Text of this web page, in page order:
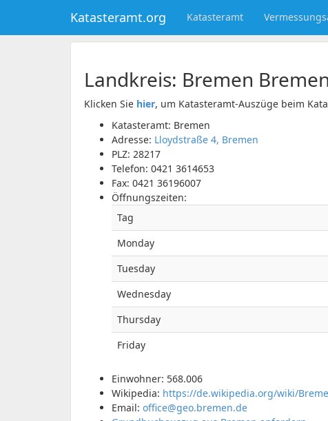
Katasteramt.org Katasteramt
Landkreis: Bremen Bremen
Klicken Sie hier, um Katasteramt-Auszüge beim
Katasteramt: Bremen
Adresse: Lloydstraße 4, Bremen
PLZ: 28217
Telefon: 0421 3614653
Fax: 0421 36196007
Öffnungszeiten:
Tag
Monday
Tuesday
Wednesday
Thursday
Friday
Einwohner: 568.006
Wikipedia: https://de.wikipedia.org/wiki/
Email: office@geo.bremen.de